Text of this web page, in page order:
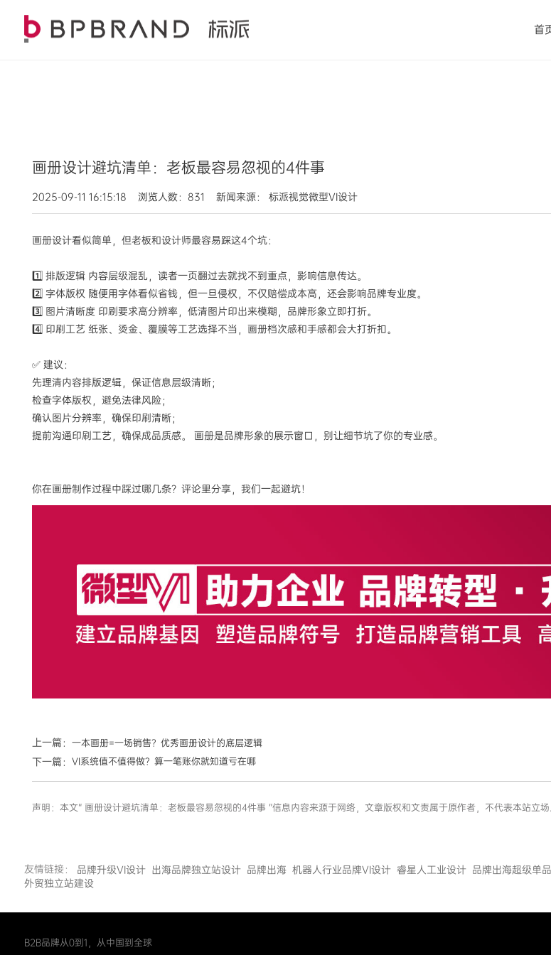
首
画册设计避坑清单：老板最容易忽视的4件事
2025-09-11 16:15:18 浏览人数：831 新闻来源： 标派视觉微型VI设计
画册设计看似简单，但老板和设计师最容易踩这4个坑：
1️⃣ 排版逻辑 内容层级混乱，读者一页翻过去就找不到重点，影响信息传达。
2️⃣ 字体版权 随便用字体看似省钱，但一旦侵权，不仅赔偿成本高，还会影响品牌专业度。
3️⃣ 图片清晰度 印刷要求高分辨率，低清图片印出来模糊，品牌形象立即打折。
4️⃣ 印刷工艺 纸张、烫金、覆膜等工艺选择不当，画册档次感和手感都会大打折扣。
✅ 建议：
先理清内容排版逻辑，保证信息层级清晰；
检查字体版权，避免法律风险；
确认图片分辨率，确保印刷清晰；
提前沟通印刷工艺，确保成品质感。 画册是品牌形象的展示窗口，别让细节坑了你的专业感。
你在画册制作过程中踩过哪几条？评论里分享，我们一起避坑！
上一篇： 一本画册=一场销售？优秀画册设计的底层逻辑
下一篇： VI系统值不值得做？算一笔账你就知道亏在哪
声明：本文“ 画册设计避坑清单：老板最容易忽视的4件事 ”信息内容来源于网络，文章版权和文责属于原作者，不代表本站立
友情链接： 品牌升级VI设计 出海品牌独立站设计 品牌出海 机器人行业品牌VI设计 睿星人工业设计 品牌出海超级单
外贸独立站建设
B2B品牌从0到1，从中国到全球